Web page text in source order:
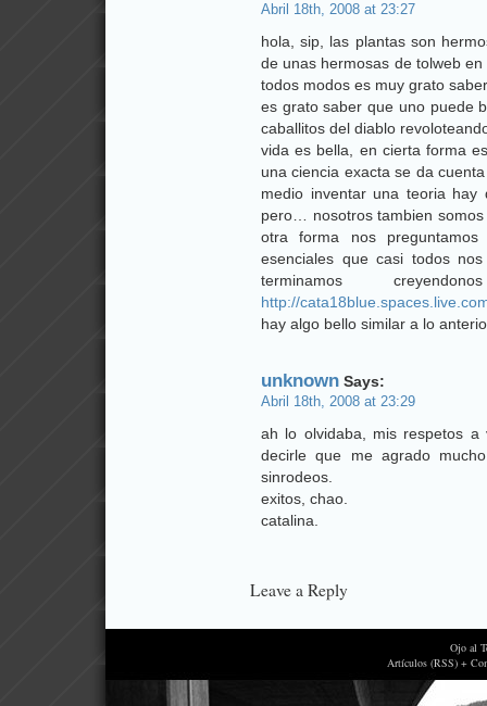
Abril 18th, 2008 at 23:27
hola, sip, las plantas son
de unas hermosas de tolweb
todos modos es muy grato
es grato saber que uno puede
caballitos del diablo
vida es bella, en cierta forma
una ciencia exacta se da
medio inventar una teoria hay
pero… nosotros tambien
otra forma nos
esenciales que casi todos
terminamos
http://
hay algo bello similar a lo
unknown Says:
Abril 18th, 2008 at 23:29
ah lo olvidaba, mis respetos a
decirle que me agrado
sinrodeos.
exitos, chao.
catalina.
Leave a Reply
Ojo al
Artículos (RSS) +